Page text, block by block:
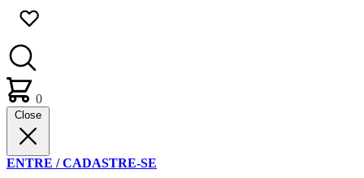
0
Close
ENTRE / CADASTRE-SE